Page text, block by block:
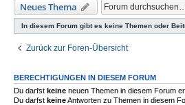
Neues Thema
In diesem Forum gibt es keine Themen oder
Zurück zur Foren-Übersicht
BERECHTIGUNGEN IN DIESEM FORUM
Du darfst keine neuen Themen in diesem Forum
Du darfst keineAntworten zu Themen in diesem